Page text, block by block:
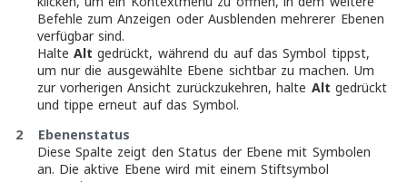
Befehle zum Anzeigen oder Ausblenden mehrerer Ebenen
verfügbar sind.
Halte Alt gedrückt, während du auf das Symbol tippst,
um nur die ausgewählte Ebene sichtbar zu machen. Um
zur vorherigen Ansicht zurückzukehren, halte Alt gedrückt
und tippe erneut auf das Symbol.
2 Ebenenstatus
Diese Spalte zeigt den Status der Ebene mit Symbolen
an. Die aktive Ebene wird mit einem Stiftsymbol